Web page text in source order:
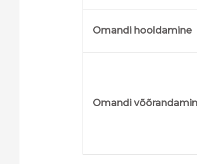
Omandi hooldamine
Omandi